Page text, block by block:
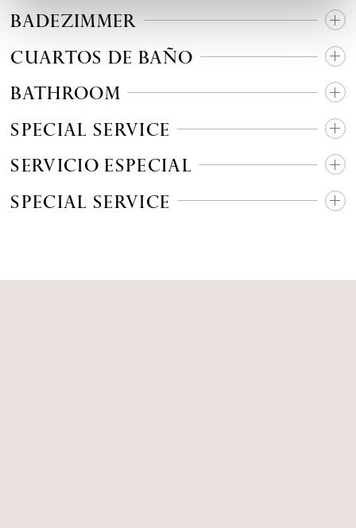
BADEZIMMER
CUARTOS DE BAÑO
BATHROOM
SPECIAL SERVICE
SERVICIO ESPECIAL
SPECIAL SERVICE